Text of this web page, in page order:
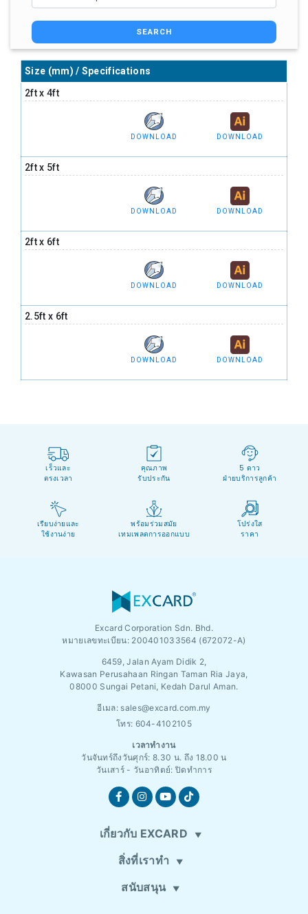
SEARCH
Size (mm) / Specifications
2ft x 4ft
DOWNLOAD DOWNLOAD
2ft x 5ft
DOWNLOAD DOWNLOAD
2ft x 6ft
DOWNLOAD DOWNLOAD
2.5ft x 6ft
DOWNLOAD DOWNLOAD
เร็วและ
ตรงเวลา
คุณภาพ
รับประกัน
5 ดาว
ฝ่ายบริการลูกค้า
เรียบง่ายและ
ใช้งานง่าย
พร้อมร่วมสมัย
เทมเพลตการออกแบบ
โปร่งใส
ราคา
Excard Corporation Sdn. Bhd.
หมายเลขทะเบียน: 200401033564 (672072-A)
6459, Jalan Ayam Didik 2,
Kawasan Perusahaan Ringan Taman Ria Jaya,
08000 Sungai Petani, Kedah Darul Aman.
อีเมล: sales@excard.com.my
โทร: 604-4102105
เวลาทำงาน
วันจันทร์ถึงวันศุกร์: 8.30 น. ถึง 18.00 น
วันเสาร์ - วันอาทิตย์: ปิดทำการ
เกี่ยวกับ EXCARD
สิ่งที่เราทำ
สนับสนุน